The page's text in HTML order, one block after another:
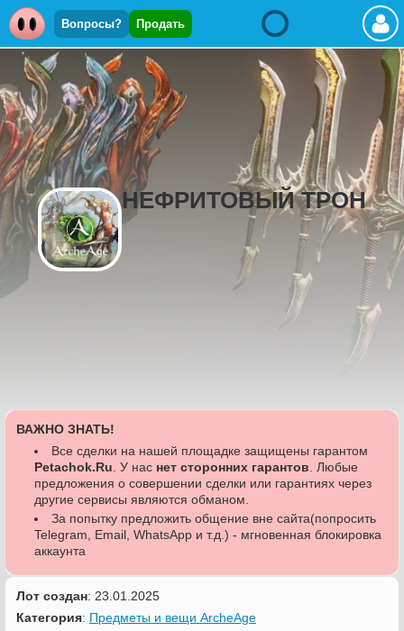
Вопросы? Продать
НЕФРИТОВЫЙ ТРОН
ВАЖНО ЗНАТЬ!
Все сделки на нашей площадке защищены гарантом
Petachok.Ru . У нас нет сторонних гарантов . Любые
предложения о совершении сделки или гарантиях через
другие сервисы являются обманом.
За попытку предложить общение вне сайта(попросить
Telegram, Email, WhatsApp и т.д.) - мгновенная блокировка
аккаунта
Лот создан: 23.01.2025
Категория: Предметы и вещи ArcheAge